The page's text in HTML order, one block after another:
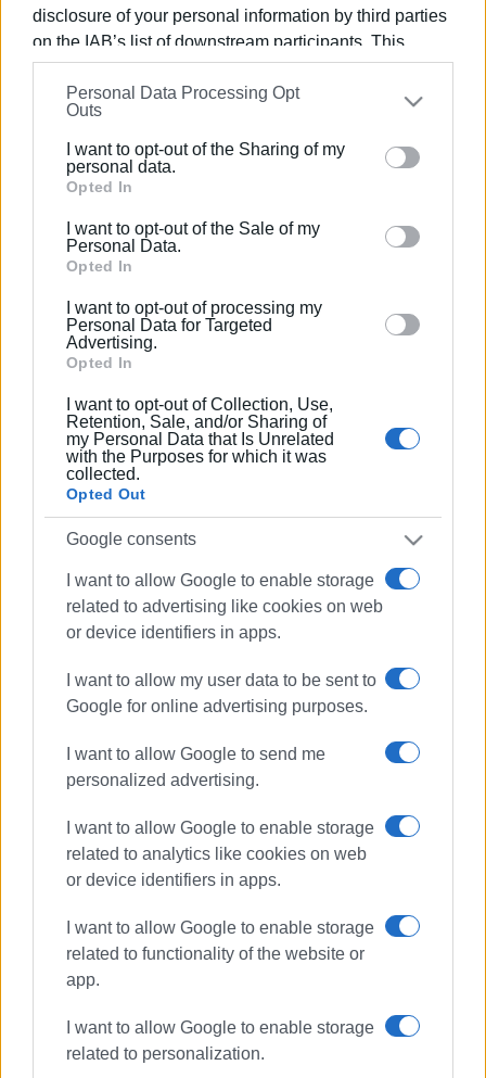
disclosure of your personal information by third parties
on the IAB’s list of downstream participants. This
information may also be disclosed by us to third parties
on theIAB’s List of Downstream Participants
that may
further disclose it to other third parties.
Please note that this website/app uses one or more
Google services and may gather and store information
behaviour. You may click to grant or deny consent to
Google and its third-party tags to use your data for
section.
Personal Data Processing Opt
Outs
I want to opt-out of the Sharing of my
personal data.
Opted In
I want to opt-out of the Sale of my
Personal Data.
Opted In
I want to opt-out of processing my
Personal Data for Targeted
Advertising.
Opted In
I want to opt-out of Collection, Use,
Retention, Sale, and/or Sharing of
my Personal Data that Is Unrelated
with the Purposes for which it was
collected.
Opted Out
Google consents
I want to allow Google to enable storage
related to advertising like cookies on web
or device identifiers in apps.
I want to allow my user data to be sent to
Google for online advertising purposes.
I want to allow Google to send me
personalized advertising.
I want to allow Google to enable storage
related to analytics like cookies on web
or device identifiers in apps.
I want to allow Google to enable storage
related to functionality of the website or
app.
I want to allow Google to enable storage
related to personalization.
Στήριξη Ιατροχειρουργική Εταιρεία
αιμοδοσία
ΣΧΕΤΙΚA AΡΘΡΑ
Με μεγάλη συμμετοχή
ολοκληρώθηκε η Εθελοντική
ανάγκες για αίμα …δεν πάνε
διακοπές!
Εθελοντική αιμοδοσία στο
ΕΜΕΡΑΛ, στου Τζάβρου